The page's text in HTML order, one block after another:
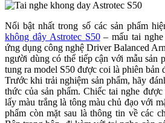
Nổi bật nhất trong số các sản phẩm
không dây Astrotec S50– mấu tai nghe
ứng dụng công nghệ Driver Balanced
người dùng có thể tiếp cận với mẫu sản
tung ra model S50 được coi là phiên bản
Trước khi trải nghiệm sản phẩm, hãy
thức của sản phẩm. Chiếc tai nghe
lấy màu trắng là tông màu chủ đạo với
phẩm còn mặt sau là thông tin về các